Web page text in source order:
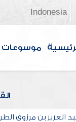
Indonesia
موسوعات
العزيز بن مرزوق